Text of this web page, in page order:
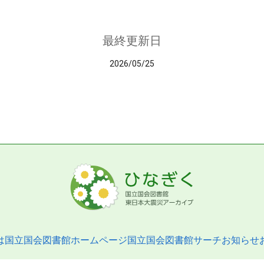
最終更新日
2026/05/25
国立国会図書館ホームページ国立国会図書館サーチお知らせ